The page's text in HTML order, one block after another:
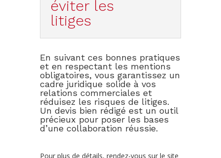
éviter les
litiges
En suivant ces bonnes pratiques
et en respectant les mentions
obligatoires, vous garantissez un
cadre juridique solide à vos
relations commerciales et
réduisez les risques de litiges.
Un devis bien rédigé est un outil
précieux pour poser les bases
d’une collaboration réussie.
Pour plus de détails, rendez-vous sur le site